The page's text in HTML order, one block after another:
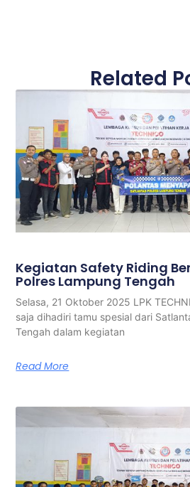
Related
Kegiatan Safety Riding
Polres Lampung Tengah
Selasa, 21 Oktober 2025 LPK
saja dihadiri tamu spesial dari
Tengah dalam kegiatan
Read More